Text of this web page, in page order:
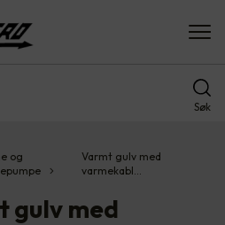
Søk
og
Varmt gulv med
varmekabl…
gulv med